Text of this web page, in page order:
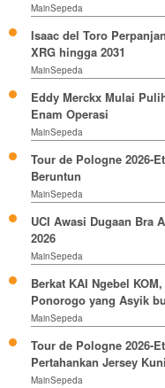
MainSepeda
Isaac del Toro
XRG hingga 2031
MainSepeda
Eddy Merckx Mulai
Enam Operasi
MainSepeda
Tour de Pologne 2026-
Beruntun
MainSepeda
UCI Awasi Dugaan Bra
2026
MainSepeda
Berkat KAI Ngebel
Ponorogo yang Asyik
MainSepeda
Tour de Pologne 2026-
Pertahankan Jersey
MainSepeda